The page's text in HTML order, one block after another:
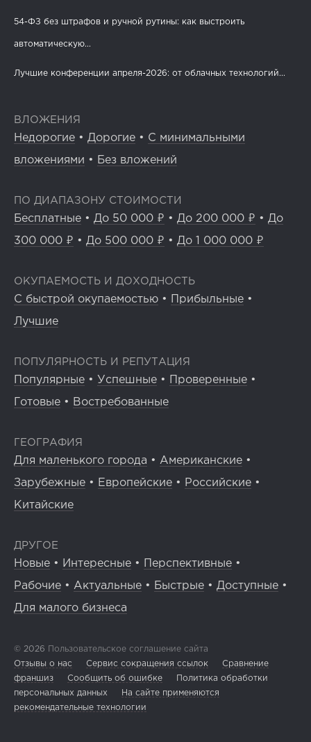
54-ФЗ без штрафов и ручной рутины: как выстроить
автоматическую...
Лучшие конференции апреля-2026: от облачных технологий...
ВЛОЖЕНИЯ
Недорогие • Дорогие • С минимальными
вложениями • Без вложений
ПО ДИАПАЗОНУ СТОИМОСТИ
Бесплатные • До 50 000 ₽ • До 200 000 ₽ • До
300 000 ₽ • До 500 000 ₽ • До 1 000 000 ₽
ОКУПАЕМОСТЬ И ДОХОДНОСТЬ
С быстрой окупаемостью • Прибыльные •
Лучшие
ПОПУЛЯРНОСТЬ И РЕПУТАЦИЯ
Популярные • Успешные • Проверенные •
Готовые • Востребованные
ГЕОГРАФИЯ
Для маленького города • Американские •
Зарубежные • Европейские • Российские •
Китайские
ДРУГОЕ
Новые • Интересные • Перспективные •
Рабочие • Актуальные • Быстрые • Доступные •
Для малого бизнеса
© 2026 Пользовательское соглашение сайта
Отзывы о нас
Сервис сокращения ссылок
Сравнение
франшиз
Сообщить об ошибке
Политика обработки
персональных данных
На сайте применяются
рекомендательные технологии